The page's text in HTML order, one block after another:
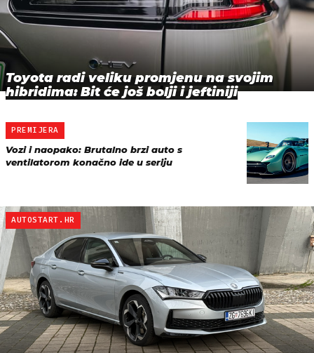
Toyota radi veliku promjenu na svojim
hibridima: Bit će još bolji i jeftiniji
PREMIJERA
Vozi i naopako: Brutalno brzi auto s
ventilatorom konačno ide u seriju
AUTOSTART.HR